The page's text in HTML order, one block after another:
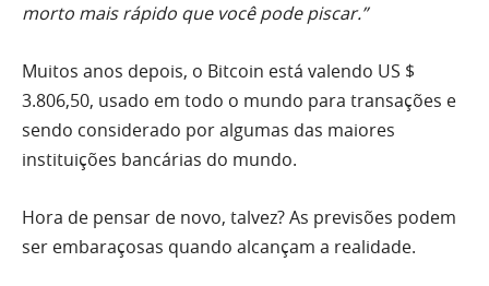
morto mais rápido que você pode piscar.”
Muitos anos depois, o Bitcoin está valendo US $
3.806,50, usado em todo o mundo para transações e
sendo considerado por algumas das maiores
instituições bancárias do mundo.
Hora de pensar de novo, talvez? As previsões podem
ser embaraçosas quando alcançam a realidade.